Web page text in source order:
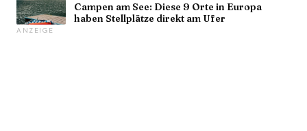
Campen am See: Diese 9 Orte in Europa
haben Stellplätze direkt am Ufer
ANZEIGE